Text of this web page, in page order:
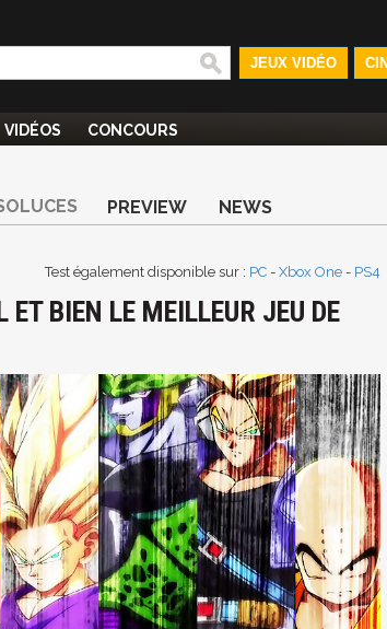
JEUX VIDÉO
VIDÉOS CONCOURS
PREVIEW NEWS
Test également disponible sur : PC - Xbox One - PS4
BIEN LE MEILLEUR JEU DE